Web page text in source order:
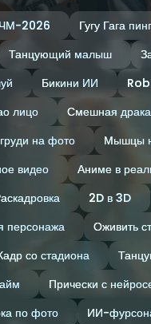
ЧМ-2026
Гугу Гага
Танцующий малыш
Бикини ИИ
лицо
Смешная драка
на фото
Мышцы
видео
Аниме в
2D в 3D
персонажа
Оживить
со стадиона
Прически с
по фото
ИИ-